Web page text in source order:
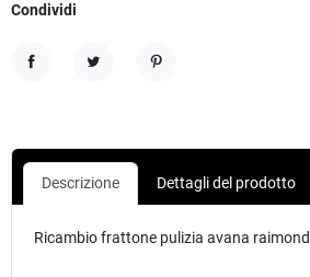
Condividi
Descrizione Dettagli del prodotto
Ricambio frattone pulizia avana